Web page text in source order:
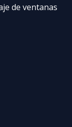
de ventanas